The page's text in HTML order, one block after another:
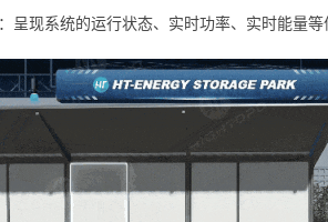
：呈现系统的运行状态、实时功率、实时能量等